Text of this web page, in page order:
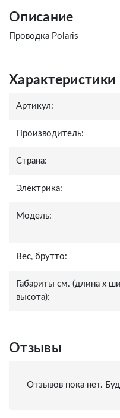
Описание
Проводка Polaris
Характеристики
Артикул:
Производитель:
Страна:
Электрика:
Модель:
Вес, брутто:
Габариты см. (длина x
высота):
Отзывы
Отзывов пока нет.